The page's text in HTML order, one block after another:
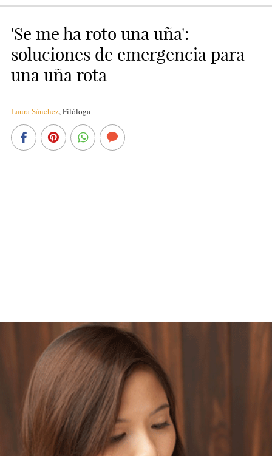
'Se me ha roto una uña':
soluciones de emergencia para
una uña rota
Laura Sánchez,Filóloga